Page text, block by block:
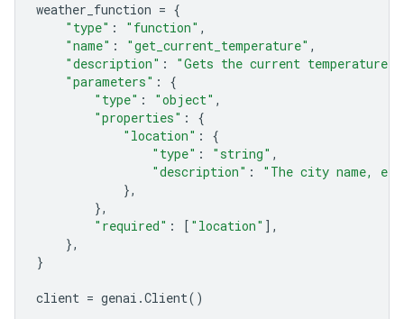
weather_function = {
"type" : "function" ,
"name" : "get_current_temperature" ,
"description" :
"Gets the current
"parameters" :
{
"type" : "object" ,
"properties" :
{
"location" :
{
"type" : "string" ,
"description" :
"The city name,
},
},
"required" : [ "location" ],
},
}
client = genai .Client()